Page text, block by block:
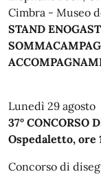
Cimbra - Museo
STAND
Lunedì 29 agosto
37° CONCORSO
Ospedaletto, ore
Concorso di